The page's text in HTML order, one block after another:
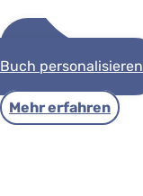
Buch personalisieren
Mehr erfahren